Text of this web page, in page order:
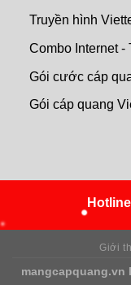
Truyền hình
Combo Internet -
Gói cước cáp
Gói cáp quang
Giới
mangcapquang.vn